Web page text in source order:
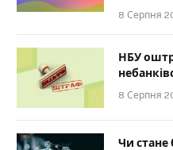
8 Серпня
НБУ
8 Серпня
Чи